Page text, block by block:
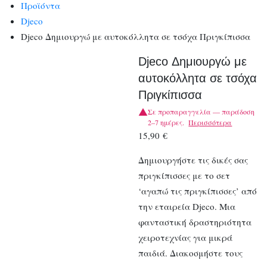
Προϊόντα
Djeco
Djeco Δημιουργώ με αυτοκόλλητα σε τσόχα Πριγκίπισσα
Djeco Δημιουργώ με
αυτοκόλλητα σε τσόχα
Πριγκίπισσα
Σε προπαραγγελία — παράδοση
2–7 ημέρες. Περισσότερα
15,90€
Δημιουργήστε τις δικές σας
πριγκίπισσες με το σετ
‘αγαπώ τις πριγκίπισσες’ από
την εταιρεία Djeco. Μια
φανταστική δραστηριότητα
χειροτεχνίας για μικρά
παιδιά. Διακοσμήστε τους